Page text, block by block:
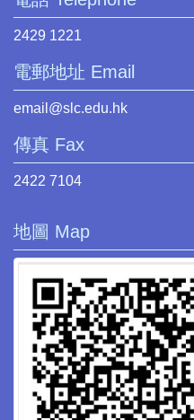
2429 1221
電郵地址 Email
email@slc.edu.hk
傳真 Fax
2422 7104
地圖 Map